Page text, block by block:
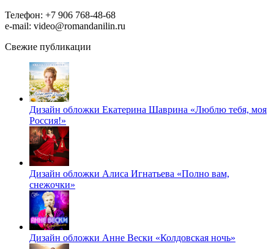
Телефон: +7 906 768-48-68
e-mail: video@romandanilin.ru
Свежие публикации
Дизайн обложки Екатерина Шаврина «Люблю тебя, моя
Россия!»
Дизайн обложки Алиса Игнатьева «Полно вам,
снежочки»
Дизайн обложки Анне Вески «Колдовская ночь»